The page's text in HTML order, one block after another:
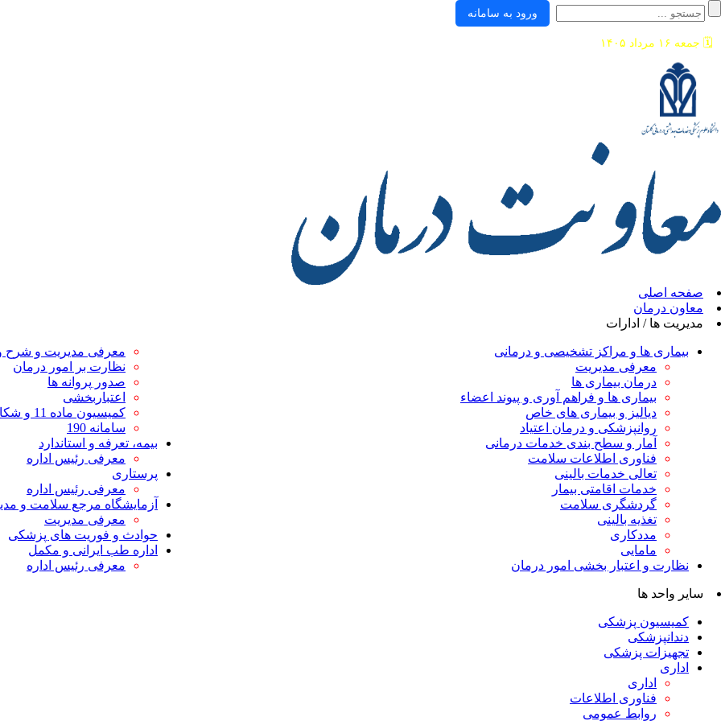
ورود به سامانه
🗓️ جمعه ۱۶ مرداد ۱۴۰۵
صفحه اصلی
معاون درمان
مدیریت ها / ادارات
بیماری ها و مراکز تشخیصی و درمانی
معرفی مدیریت
درمان بیماری ها
بیماری ها و فراهم آوری و پیوند اعضاء
دیالیز و بیماری های خاص
روانپزشکی و درمان اعتیاد
آمار و سطح بندی خدمات درمانی
فناوری اطلاعات سلامت
تعالی خدمات بالینی
خدمات اقامتی بیمار
گردشگری سلامت
تغذیه بالینی
مددکاری
مامایی
نظارت و اعتبار بخشی امور درمان
معرفی مدیریت و شرح
نظارت بر امور درمان
صدور پروانه ها
اعتباربخشی
کمیسیون ماده 11 و شکایات
سامانه 190
بیمه، تعرفه و استاندارد
معرفی رئیس اداره
پرستاری
معرفی رئیس اداره
آزمایشگاه مرجع سلامت و
معرفی مدیریت
حوادث و فوریت های پزشکی
اداره طب ایرانی و مکمل
معرفی رئیس اداره
سایر واحد ها
کمیسیون پزشکی
دندانپزشکی
تجهیزات پزشکی
اداری
اداری
فناوری اطلاعات
روابط عمومی